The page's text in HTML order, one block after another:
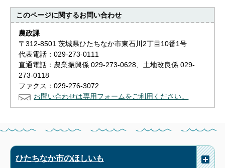
このページに関するお問い合わせ
農政課
〒312-8501 茨城県ひたちなか市東石川2丁目10番1号
代表電話：029-273-0111
直通電話：農業振興係 029-273-0628、土地改良係 029-
273-0118
ファクス：029-276-3072
お問い合わせは専用フォームをご利用ください。
ひたちなか市のほしいも